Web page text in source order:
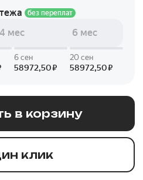
в корзину
клик